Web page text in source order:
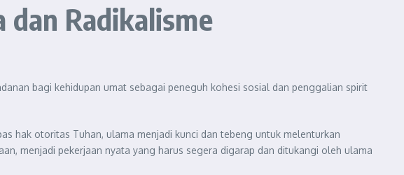
Radikalisme
bagi kehidupan umat sebagai peneguh kohesi sosial dan penggalian spirit
hak otoritas Tuhan, ulama menjadi kunci dan tebeng untuk melenturkan
menjadi pekerjaan nyata yang harus segera digarap dan ditukangi oleh ulama